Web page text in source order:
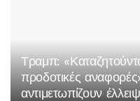
Τραμπ:
προδοτικές
αντιμετωπίζουν